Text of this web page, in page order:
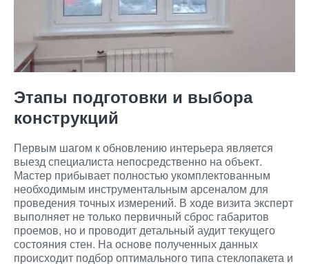
Этапы подготовки и выбора
конструкций
Первым шагом к обновлению интерьера является
выезд специалиста непосредственно на объект.
Мастер прибывает полностью укомплектованным
необходимым инструментальным арсеналом для
проведения точных измерений. В ходе визита эксперт
выполняет не только первичный сброс габаритов
проемов, но и проводит детальный аудит текущего
состояния стен. На основе полученных данных
происходит подбор оптимального типа стеклопакета и